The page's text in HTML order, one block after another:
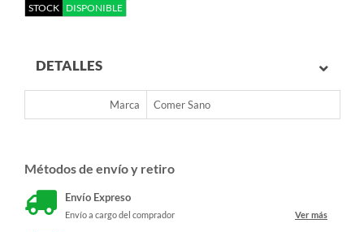
STOCK DISPONIBLE
DETALLES
Marca Comer Sano
Métodos de envío y retiro
Envío Expreso
Envío a cargo del comprador Ver más